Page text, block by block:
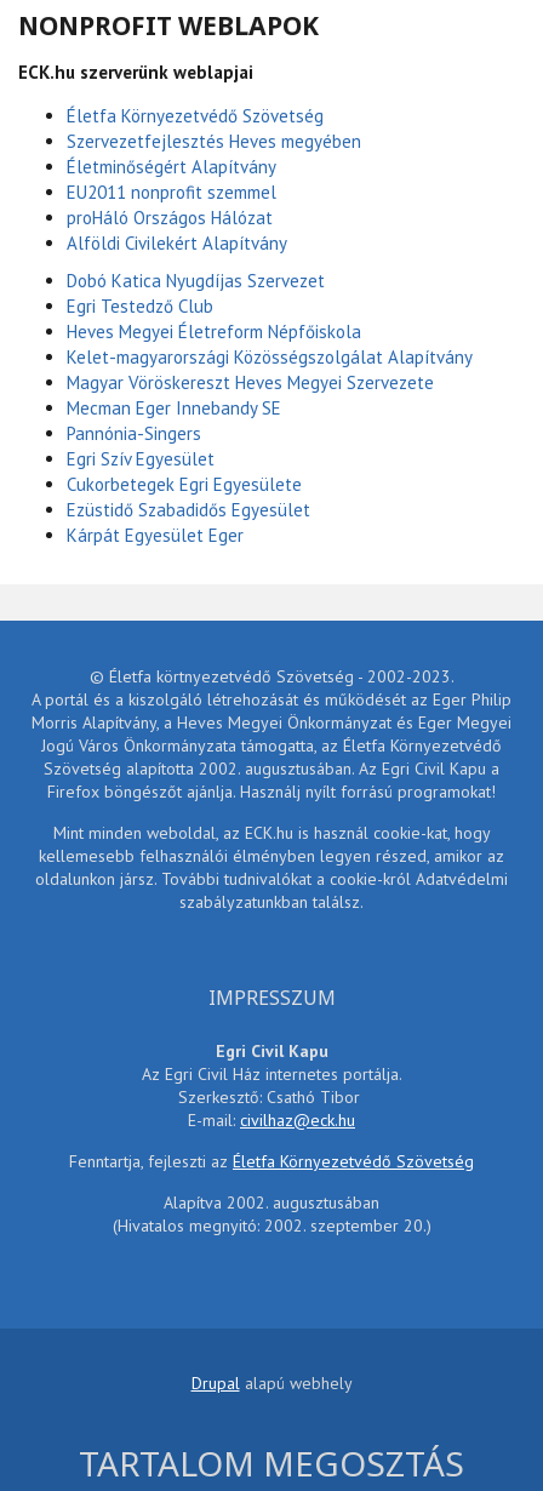
NONPROFIT WEBLAPOK
ECK.hu szerverünk weblapjai
Életfa Környezetvédő Szövetség
Szervezetfejlesztés Heves megyében
Életminőségért Alapítvány
EU2011 nonprofit szemmel
proHáló Országos Hálózat
Alföldi Civilekért Alapítvány
Dobó Katica Nyugdíjas Szervezet
Egri Testedző Club
Heves Megyei Életreform Népfőiskola
Kelet-magyarországi Közösségszolgálat Alapítvány
Magyar Vöröskereszt Heves Megyei Szervezete
Mecman Eger Innebandy SE
Pannónia-Singers
Egri Szív Egyesület
Cukorbetegek Egri Egyesülete
Ezüstidő Szabadidős Egyesület
Kárpát Egyesület Eger
© Életfa körtnyezetvédő Szövetség - 2002-2023.
A portál és a kiszolgáló létrehozását és működését az Eger Philip
Morris Alapítvány, a Heves Megyei Önkormányzat és Eger Megyei
Jogú Város Önkormányzata támogatta, az Életfa Környezetvédő
Szövetség alapította 2002. augusztusában. Az Egri Civil Kapu a
Firefox böngészőt ajánlja. Használj nyílt forrású programokat!
Mint minden weboldal, az ECK.hu is használ cookie-kat, hogy
kellemesebb felhasználói élményben legyen részed, amikor az
oldalunkon jársz. További tudnivalókat a cookie-król Adatvédelmi
szabályzatunkban találsz.
IMPRESSZUM
Egri Civil Kapu
Az Egri Civil Ház internetes portálja.
Szerkesztő: Csathó Tibor
E-mail: civilhaz@eck.hu
Fenntartja, fejleszti az Életfa Környezetvédő Szövetség
Alapítva 2002. augusztusában
(Hivatalos megnyitó: 2002. szeptember 20.)
Drupalalapú webhely
TARTALOM MEGOSZTÁS